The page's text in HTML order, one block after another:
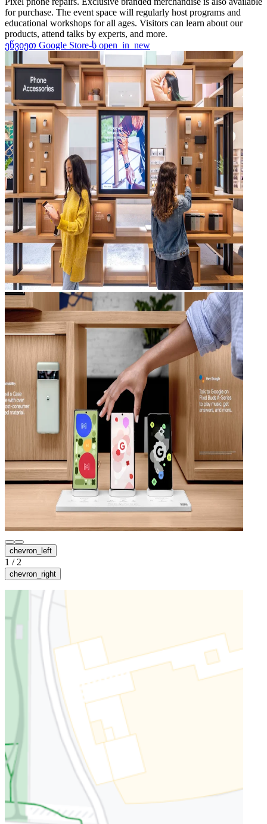
for purchase. The event space will regularly host programs and
educational workshops for all ages. Visitors can learn about our
products, attend talks by experts, and more.
ეწვიეთ Google Store-ს open_in_new
chevron_left
1 / 2
chevron_right